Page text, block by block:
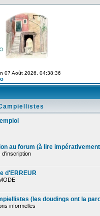
07 Août 2026, 04:38:36
au forum (à lire
d'inscription
d'ERREUR
(les doudings ont la
informelles